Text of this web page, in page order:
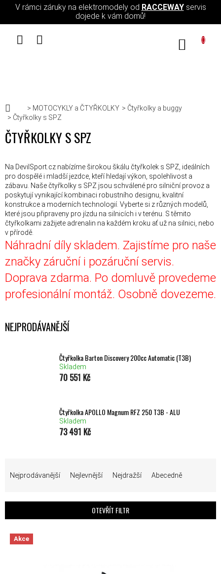
Přejít na obsah
V rámci záruky na elektromodely od RACCEWAYservis
dojede k vám domů!
Domů
MOTOCYKLY a ČTYŘKOLKY
Čtyřkolky a buggy
Čtyřkolky s SPZ
ČTYŘKOLKY S SPZ
Na DevilSport.cz nabízíme širokou škálu čtyřkolek s SPZ, ideálních
pro dospělé i mladší jezdce, kteří hledají výkon, spolehlivost a
zábavu. Naše čtyřkolky s SPZ jsou schválené pro silniční provoz a
poskytují vynikající kombinaci robustního designu, kvalitní
konstrukce a moderních technologií. Vyberte si z různých modelů,
které jsou připraveny pro jízdu na silnicích i v terénu. S těmito
čtyřkolkami zažijete adrenalin na každém kroku ať už na silnici, nebo
v přírodě.
Náhradní díly skladem. Zajistíme pro naše
značky záruční i pozáruční servis.
Doprava zdarma. Po domluvě provedeme
profesionální montáž. Osobně dovezeme.
NEJPRODÁVANĚJŠÍ
Čtyřkolka Barton Discovery 200cc Automatic (T3B)
Skladem
70 551 Kč
Čtyřkolka APOLLO Magnum RFZ 250 T3B - ALU
Skladem
73 491 Kč
Nejprodávanější Nejlevnější Nejdražší Abecedně
OTEVŘÍT FILTR
VÝPIS PRODUKTŮ
Akce